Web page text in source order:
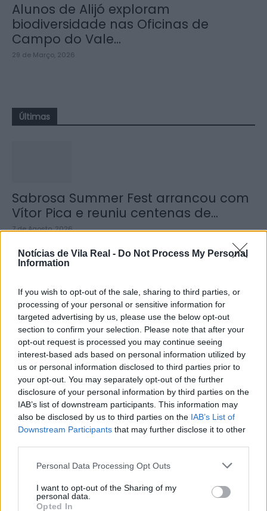
Notícias de Vila Real - Do Not Process My Personal
Information
If you wish to opt-out of the sale, sharing to third parties, or
processing of your personal or sensitive information for
targeted advertising by us, please use the below opt-out
section to confirm your selection. Please note that after your
opt-out request is processed you may continue seeing
interest-based ads based on personal information utilized by
us or personal information disclosed to third parties prior to
your opt-out. You may separately opt-out of the further
disclosure of your personal information by third parties on the
IAB’s list of downstream participants. This information may
also be disclosed by us to third parties on the IAB’s List of
Downstream Participants that may further disclose it to other
Personal Data Processing Opt Outs
I want to opt-out of the Sharing of my
personal data.
Opted In
Alunos de Alijó exploram
biodiversidade nas Oficinas de
Campo do Vale...
29 de Março, 2026
Últimas
Sabrosa Summer Fest arrancou com
Vítor Pica e reuniu centenas de...
7 de Agosto, 2026
Jovem ferida em despiste na
freguesia de Nogueira e Ermida
7 de Agosto, 2026
Ministro garante medidas para
valorizar a uva e aumentar
rendimento dos...